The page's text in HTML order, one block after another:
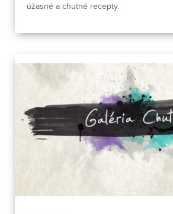
úžasné a chutné recepty.